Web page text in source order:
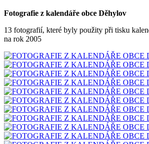
Fotografie z kalendáře obce Děhylov
13 fotografií, které byly použity při tisku
na rok 2005